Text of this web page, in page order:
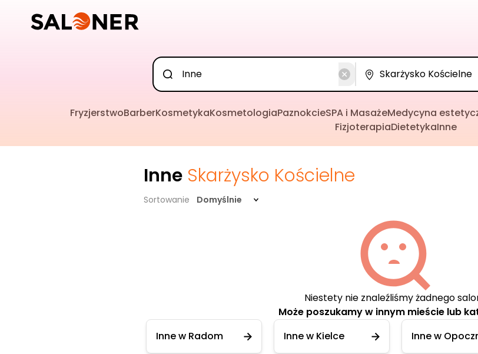
FryzjerstwoBarberKosmetykaKosmetologiaPaznokcieSPA i MasażeMedycyna
FizjoterapiaDietetykaInne
Inne Skarżysko Kościelne
Sortowanie Domyślnie
Niestety nie znaleźliśmy żadnego
Może poszukamy w innym mieście lub
Inne w Radom
Inne w Kielce Inne w